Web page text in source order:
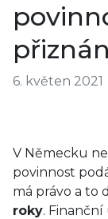
Kontakt
6. květen 2021
V Německu
povinnost
má právo a to
roky.